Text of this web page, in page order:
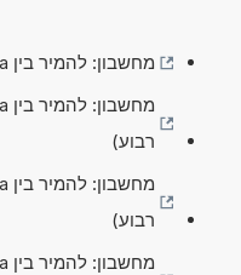
מחשבון: להמיר בין ca לבין nm² (סנטיאר לבין ננומטר רבוע)
רבוע)
רבוע)